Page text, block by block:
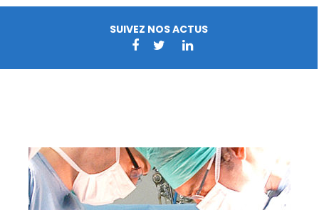
SUIVEZ NOS ACTUS